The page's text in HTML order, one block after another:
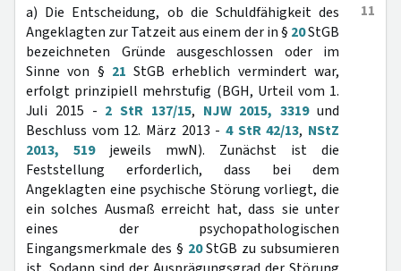
11
a) Die Entscheidung, ob die Schuldfähigkeit des
Angeklagten zur Tatzeit aus einem der in § 20StGB
bezeichneten Gründe ausgeschlossen oder im
Sinne von § 21 StGB erheblich vermindert war,
erfolgt prinzipiell mehrstufig (BGH, Urteil vom 1.
Juli 2015 - 2 StR 137/15, NJW 2015, 3319und
Beschluss vom 12. März 2013 - 4 StR 42/13, NStZ
2013, 519jeweils mwN). Zunächst ist die
Feststellung erforderlich, dass bei dem
Angeklagten eine psychische Störung vorliegt, die
ein solches Ausmaß erreicht hat, dass sie unter
eines der psychopathologischen
Eingangsmerkmale des § 20StGB zu subsumieren